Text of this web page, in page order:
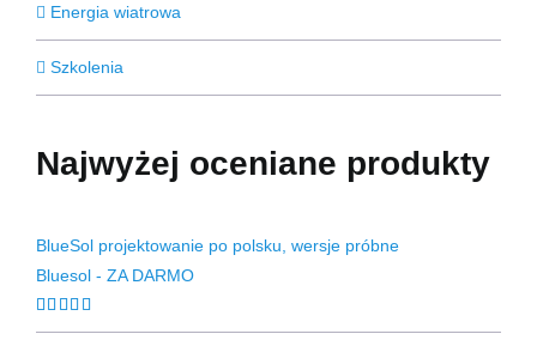
Energia wiatrowa
Szkolenia
Najwyżej oceniane produkty
BlueSol projektowanie po polsku, wersje próbne
Bluesol - ZA DARMO
Oceniono